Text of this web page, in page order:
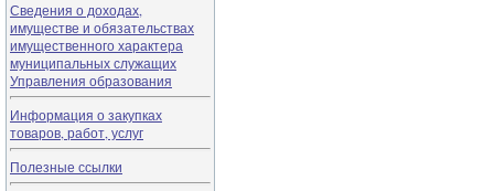
Сведения о доходах,
имуществе и обязательствах
имущественного характера
муниципальных служащих
Управления образования
Информация о закупках
товаров, работ, услуг
Полезные ссылки